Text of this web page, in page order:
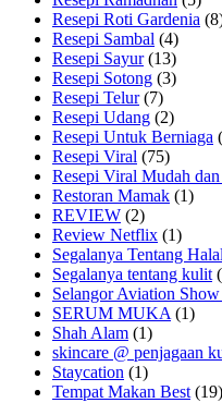
Resepi Roti Gardenia
Resepi Sambal (4)
Resepi Sayur(13)
Resepi Sotong (3)
Resepi Telur(7)
Resepi Udang (2)
Resepi Untuk Berniaga
Resepi Viral (75)
Resepi Viral Mudah dan
Restoran Mamak (1)
REVIEW (2)
Review Netflix (1)
Segalanya Tentang Halal
Segalanya tentang kulit
Selangor Aviation
SERUM MUKA (1)
Shah Alam (1)
skincare @ penjagaan
Staycation (1)
Tempat Makan Best (19)